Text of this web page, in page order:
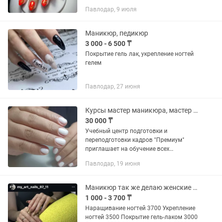
после работы
Павлодар, 9 июля
Маникюр, педикюр
3 000 - 6 500 ₸
Покрытие гель лак, укрепление ногтей
гелем
Павлодар, 27 июня
Курсы мастер маникюра, мастер педикюра, мастер по наращиванию ногтей
30 000 ₸
Учебный центр подготовки и
переподготовки кадров "Премиум"
приглашает на обучение всех
мастера ногтевого сервиса! Для
Индивидуальное...
Павлодар, 19 июня
Маникюр так же делаю женские стрижки
1 000 - 3 700 ₸
Наращивание ногтей 3700 Укрепление
ногтей 3500 Покрытие гель-лаком 3000